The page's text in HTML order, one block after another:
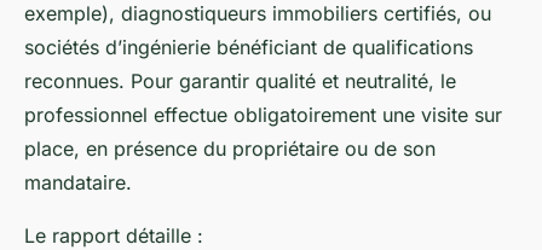
exemple), diagnostiqueurs immobiliers certifiés, ou
sociétés d’ingénierie bénéficiant de qualifications
reconnues. Pour garantir qualité et neutralité, le
professionnel effectue obligatoirement une visite sur
place, en présence du propriétaire ou de son
mandataire.
Le rapport détaille :